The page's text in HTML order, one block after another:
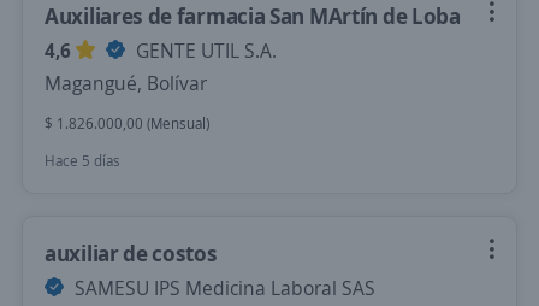
Auxiliares de farmacia San MArtín de Loba
4,6
GENTE UTIL S.A.
Magangué, Bolívar
$ 1.826.000,00 (Mensual)
Hace 5 días
auxiliar de costos
SAMESU IPS Medicina Laboral SAS